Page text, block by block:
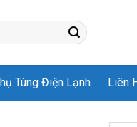
Tùng Điện Lạnh Liên